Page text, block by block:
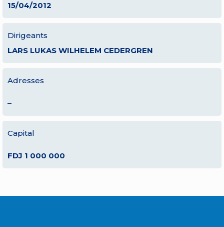
15/04/2012
Dirigeants
LARS LUKAS WILHELEM CEDERGREN
Adresses
–
Capital
FDJ 1 000 000